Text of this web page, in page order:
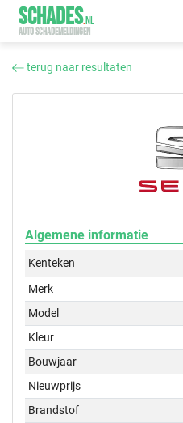
SCHADES.NL
AUTO SCHADEMELDINGEN
terug naar resultaten
Algemene informatie
Kenteken
Merk
Model
Kleur
Bouwjaar
Nieuwprijs
Brandstof